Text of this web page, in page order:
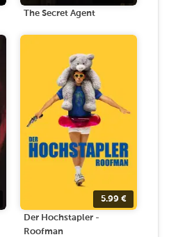
The Secret Agent
5.99 €
Der Hochstapler -
Roofman